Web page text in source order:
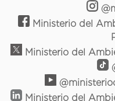
Ministerio del
Ministerio del
Ministerio del